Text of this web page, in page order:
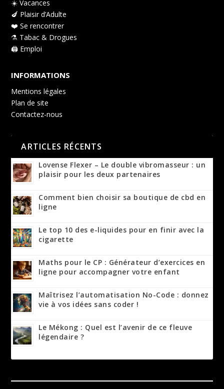
☀️ Vacances
🍆 Plaisir d’Adulte
❤️ Se rencontrer
⚗️ Tabac & Drogues
🖨️ Emploi
INFORMATIONS
Mentions légales
Plan de site
Contactez-nous
ARTICLES RÉCENTS
Lovense Flexer – Le double vibromasseur : un
plaisir pour les deux partenaires
Comment bien choisir sa boutique de cbd en
ligne
Le top 10 des e-liquides pour en finir avec la
cigarette
Maths pour le CP : Générateur d’exercices en
ligne pour accompagner votre enfant
Maîtrisez l’automatisation No-Code : donnez
vie à vos idées sans coder !
Le Mékong : Quel est l’avenir de ce fleuve
légendaire ?